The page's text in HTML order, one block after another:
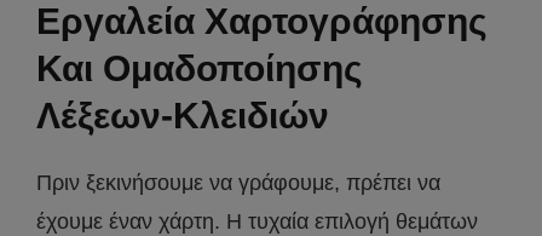
Εργαλεία Χαρτογράφησης
Και Ομαδοποίησης
Λέξεων-Κλειδιών
Πριν ξεκινήσουμε να γράφουμε, πρέπει να
έχουμε έναν χάρτη. Η τυχαία επιλογή θεμάτων